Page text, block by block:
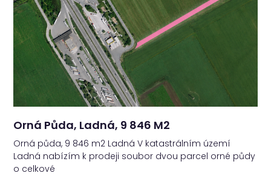
Orná Půda, Ladná, 9 846 M2
Orná půda, 9 846 m2 Ladná V katastrálním území
Ladná nabízím k prodeji soubor dvou parcel orné půdy
o celkové